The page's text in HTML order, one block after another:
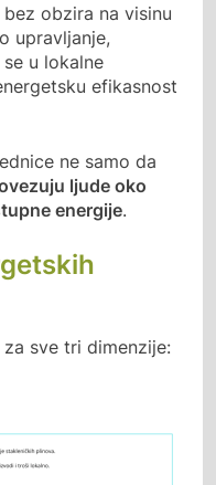
obzira na visinu
upravljanje,
u lokalne
efikasnost
ne samo da
ljude oko
energije.
sve tri dimenzije: